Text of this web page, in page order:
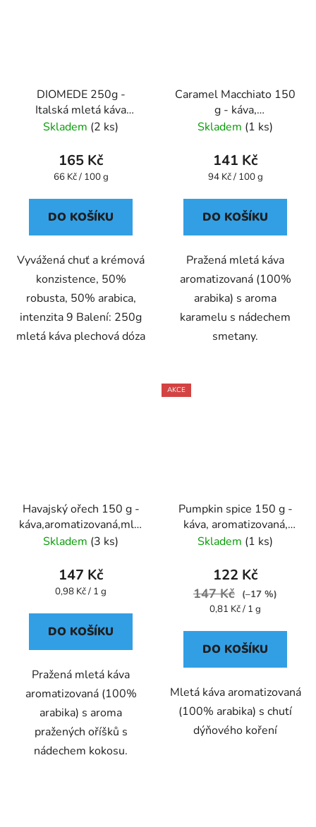
DIOMEDE 250g -
Italská mletá káva
plechová dóza Caffe
Skladem (2 ks)
165 Kč
Měrná
66 Kč / 100 g
DO KOŠÍKU
Vyvážená chuť a krémová
konzistence, 50%
robusta, 50% arabica,
intenzita 9 Balení: 250g
mletá káva plechová dóza
Caramel Macchiato 150
g - káva,
aromatizovaná,mletá -
Skladem (1 ks)
141 Kč
Měrná
94 Kč / 100 g
DO KOŠÍKU
Pražená mletá káva
aromatizovaná (100%
arabika) s aroma
karamelu s nádechem
smetany.
Havajský ořech 150 g -
káva,aromatizovaná,mletá
- Oxalis
Skladem (3 ks)
147 Kč
Měrná
0,98 Kč / 1 g
DO KOŠÍKU
Pražená mletá káva
aromatizovaná (100%
arabika) s aroma
pražených oříšků s
nádechem kokosu.
AKCE
Pumpkin spice 150 g -
káva, aromatizovaná,
mletá - Oxalis
Skladem (1 ks)
122 Kč
147 Kč
(–17 %)
Měrná
0,81 Kč / 1 g
DO KOŠÍKU
Mletá káva aromatizovaná
(100% arabika) s chutí
dýňového koření